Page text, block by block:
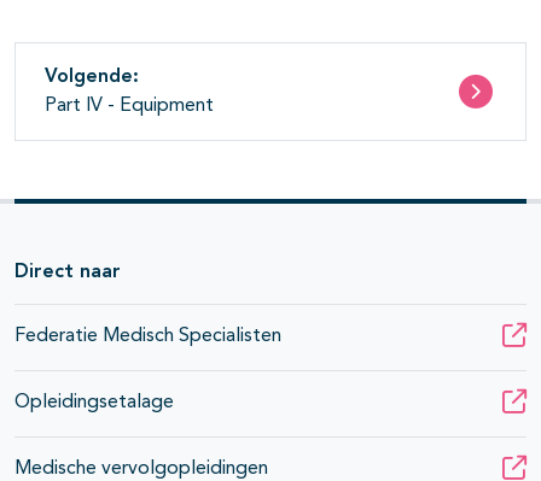
Volgende:
Part IV - Equipment
Direct naar
Federatie Medisch Specialisten
Opleidingsetalage
Medische vervolgopleidingen